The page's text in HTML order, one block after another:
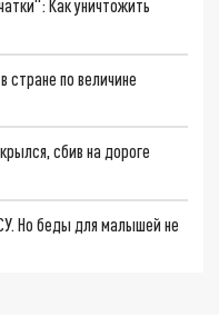
Как уничтожить
стране по величине
сбив на дороге
Но беды для малышей не